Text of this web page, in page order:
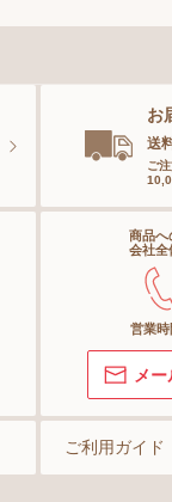
ボディ
ヘアケア
オーラ
スキン
お
送
ご
商品へ
会社全
営業
メ
ご利用ガイド